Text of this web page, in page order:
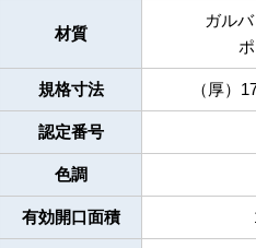
材質
ガル
規格寸法 （厚）
認定番号
色調
有効開口面積